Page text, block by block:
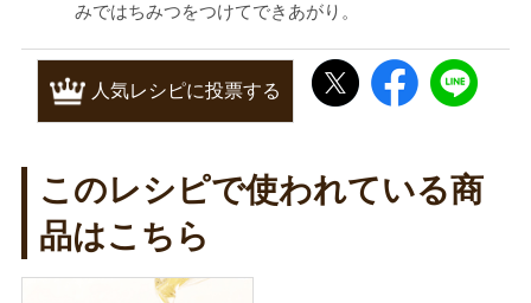
みではちみつをつけてできあがり。
人気レシピに投票する
このレシピで使われている商
品はこちら